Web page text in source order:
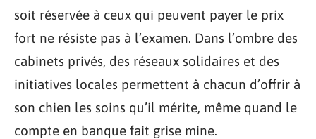
soit réservée à ceux qui peuvent payer le prix
fort ne résiste pas à l’examen. Dans l’ombre des
cabinets privés, des réseaux solidaires et des
initiatives locales permettent à chacun d’offrir à
son chien les soins qu’il mérite, même quand le
compte en banque fait grise mine.